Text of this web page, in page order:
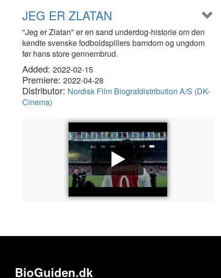
JEG ER ZLATAN
"Jeg er Zlatan" er en sand underdog-historie om den
kendte svenske fodboldspillers barndom og ungdom
før hans store gennembrud.
Added: 2022-02-15
Premiere: 2022-04-28
Distributor: Nordisk Film Biografdistribution A/S (DK-
Cinema)
BioGuiden.dk